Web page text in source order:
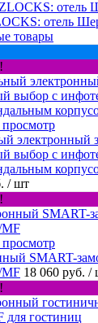
отель
товары
электронный
выбор с
/ шт
SMART-
MF 18 060 руб. /